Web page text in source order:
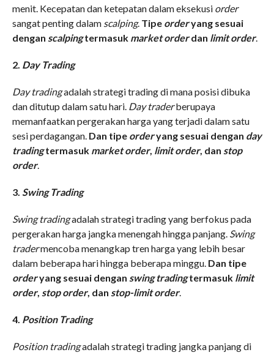
menit. Kecepatan dan ketepatan dalam eksekusi order
sangat penting dalam scalping. Tipe orderyang sesuai
dengan scalpingtermasuk market orderdan limit order.
2. Day Trading
Day tradingadalah strategi trading di mana posisi dibuka
dan ditutup dalam satu hari. Day traderberupaya
memanfaatkan pergerakan harga yang terjadi dalam satu
sesi perdagangan. Dan tipe orderyang sesuai dengan day
tradingtermasuk market order, limit order, dan stop
order.
3. Swing Trading
Swing tradingadalah strategi trading yang berfokus pada
pergerakan harga jangka menengah hingga panjang. Swing
tradermencoba menangkap tren harga yang lebih besar
dalam beberapa hari hingga beberapa minggu. Dan tipe
orderyang sesuai dengan swing tradingtermasuk limit
order, stop order, dan stop-limit order.
4. Position Trading
Position tradingadalah strategi trading jangka panjang di